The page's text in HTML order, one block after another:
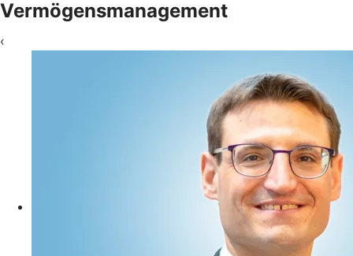
Vermögensmanagement
‹